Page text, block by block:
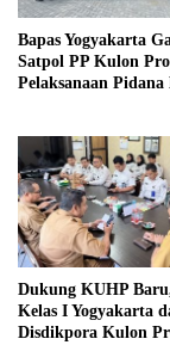
Bapas Yogyakarta
Satpol PP Kulon
Pelaksanaan
Dukung KUHP
Kelas I Yogyakarta
Disdikpora Kulon